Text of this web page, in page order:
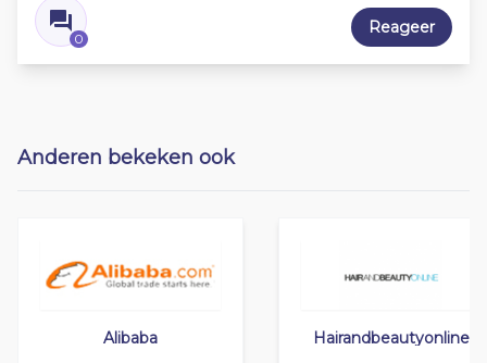
0
Reageer
Anderen bekeken ook
Alibaba Hairandbeautyonline